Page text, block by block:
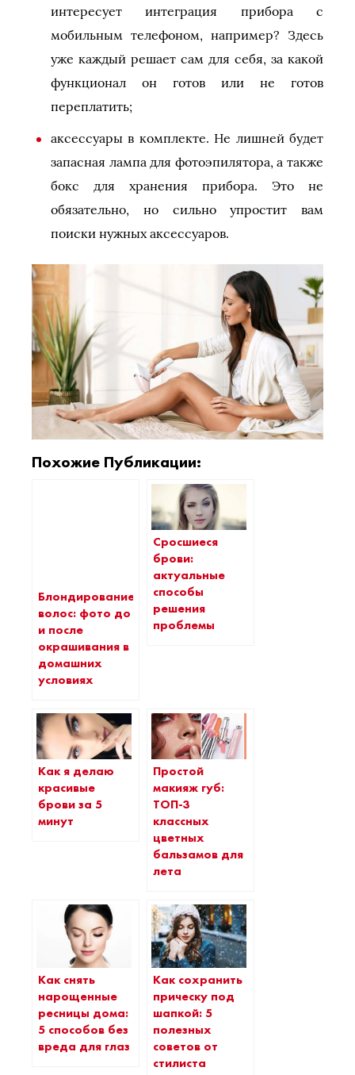
интересует интеграция прибора с
мобильным телефоном, например? Здесь
уже каждый решает сам для себя, за какой
функционал он готов или не готов
переплатить;
аксессуары в комплекте. Не лишней будет
запасная лампа для фотоэпилятора, а также
бокс для хранения прибора. Это не
обязательно, но сильно упростит вам
поиски нужных аксессуаров.
Похожие Публикации:
Блондирование
волос: фото до
и после
окрашивания в
домашних
условиях
Сросшиеся
брови:
актуальные
способы
решения
проблемы
Как я делаю
красивые
брови за 5
минут
Простой
макияж губ:
ТОП-3
классных
цветных
бальзамов для
лета
Как снять
нарощенные
ресницы дома:
5 способов без
вреда для глаз
Как сохранить
прическу под
шапкой: 5
полезных
советов от
стилиста